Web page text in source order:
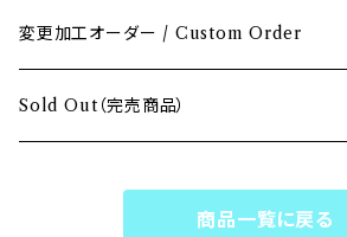
グリーン / Green
ブルー / Blue
変更加工オーダー / Custom Order
Sold Out（完売商品）
商品一覧に戻る